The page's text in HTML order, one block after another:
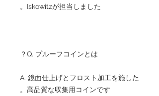
Iskowitzが担当しました。
Q. プルーフコインとは？
A. 鏡面仕上げとフロスト加工を施した
高品質な収集用コインです。